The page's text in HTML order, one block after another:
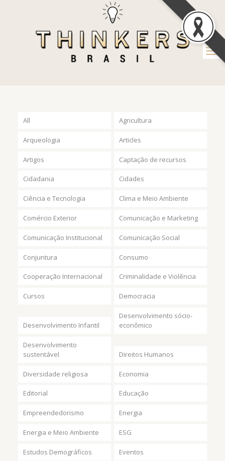
All Agricultura
Arqueologia Articles
Artigos Captação de recursos
Cidadania Cidades
Ciência e Tecnologia Clima e Meio Ambiente
Comércio Exterior Comunicação e Marketing
Comunicação Institucional Comunicação Social
Conjuntura Consumo
Cooperação Internacional Criminalidade e Violência
Cursos Democracia
Desenvolvimento Infantil
Desenvolvimento sócio-
econômico
Desenvolvimento
sustentável
Direitos Humanos
Diversidade religiosa Economia
Editorial Educação
Empreendedorismo Energia
Energia e Meio Ambiente ESG
Estudos Demográficos Eventos